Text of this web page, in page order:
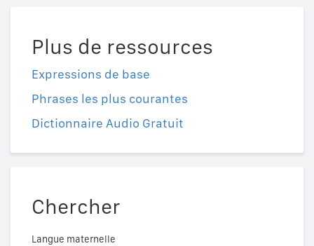
Plus de ressources
Expressions de base
Phrases les plus courantes
Dictionnaire Audio Gratuit
Chercher
Langue maternelle